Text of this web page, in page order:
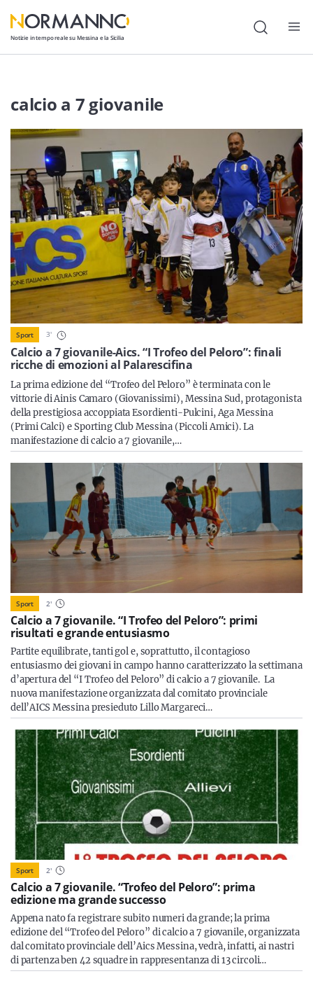
Notizie in tempo reale su Messina e la Sicilia
Attualità
Cronaca
Politica
Cultura
Lavoro
Società
Economia
Sport
Sicilia
Servizi
Resta sempre aggiornato con le ultime news, iscriviti alla
nostra newsletter
Iscriviti
calcio a 7 giovanile
Calcio a 7 giovanile-Aics. “I Trofeo del Peloro”: finali
ricche di emozioni al Palarescifina
Sport 3'
La prima edizione del “Trofeo del Peloro” è terminata con le
vittorie di Ainis Camaro (Giovanissimi), Messina Sud, protagonista
della prestigiosa accoppiata Esordienti-Pulcini, Aga Messina
(Primi Calci) e Sporting Club Messina (Piccoli Amici). La
manifestazione di calcio a 7 giovanile,…
Sport 2'
Calcio a 7 giovanile. “I Trofeo del Peloro”: primi
risultati e grande entusiasmo
Partite equilibrate, tanti gol e, soprattutto, il contagioso
entusiasmo dei giovani in campo hanno caratterizzato la settimana
d’apertura del “I Trofeo del Peloro” di calcio a 7 giovanile. La
nuova manifestazione organizzata dal comitato provinciale
dell’AICS Messina presieduto Lillo Margareci…
Sport 2'
Calcio a 7 giovanile. “Trofeo del Peloro”: prima
edizione ma grande successo
Appena nato fa registrare subito numeri da grande; la prima
edizione del “Trofeo del Peloro” di calcio a 7 giovanile, organizzata
dal comitato provinciale dell’Aics Messina, vedrà, infatti, ai nastri
di partenza ben 42 squadre in rappresentanza di 13 circoli…